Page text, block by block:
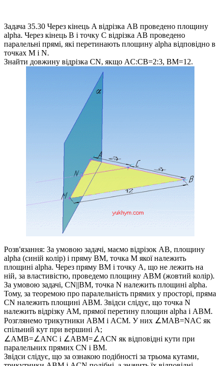
Задача 35.30 Через кінець A відрізка AB проведено площину
alpha. Через кінець B і точку C відрізка AB проведено
паралельні прямі, які перетинають площину alpha відповідно в
точках M і N.
Знайти довжину відрізка CN, якщо AC:CB=2:3, BM=12.
Розв'язання: За умовою задачі, маємо відрізок AB, площину
alpha (синій колір) і пряму BM, точка M якої належить
площині alpha. Через пряму BM і точку A, що не лежить на
ній, за властивістю, проведемо площину ABM (жовтий колір).
За умовою задачі, CN||BM, точка N належить площині alpha.
Тому, за теоремою про паралельність прямих у просторі, пряма
CN належить площині ABM. Звідси слідує, що точка N
належить відрізку AM, прямої перетину площин alpha і ABM.
Розглянемо трикутники ABM і ACM. У них ∠MAB=NAC як
спільний кут при вершині A;
∠AMB=∠ANC і ∠ABM=∠ACN як відповідні кути при
паралельних прямих CN і BM.
Звідси слідує, що за ознакою подібності за трьома кутами,